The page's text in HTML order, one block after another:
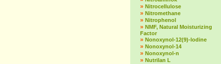
» Nitrocellulose
» Nitromethane
» Nitrophenol
» NMF, Natural Moisturizing
Factor
» Nonoxynol-12(9)-lodine
» Nonoxynol-14
» Nonoxynol-n
» Nutrilan L